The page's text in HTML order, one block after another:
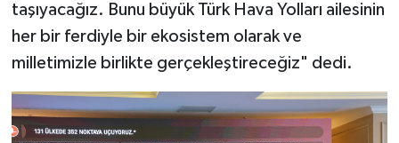
taşıyacağız. Bunu büyük Türk Hava Yolları ailesinin
her bir ferdiyle bir ekosistem olarak ve
milletimizle birlikte gerçekleştireceğiz" dedi.